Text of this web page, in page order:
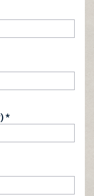
SV-Nummer (AHV-Nummer) *